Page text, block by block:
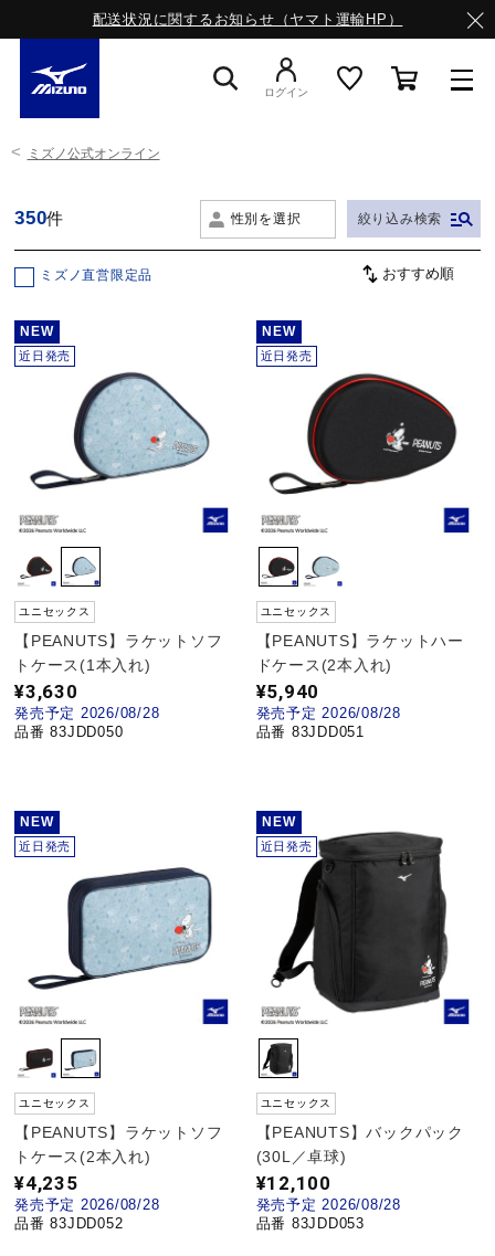
配送状況に関するお知らせ（ヤマト運輸HP）
スニーカー
ライフスタイルウエア
サッカー／フットサル
トレーニング
野球
ゴルフ
スイム
テニス／ソフトテニス
バドミントン
陸上競技
卓球
ソフトボール
ログイン
ミズノ公式オンライン
350件 性別を選択 絞り込み検索
ミズノ直営限定品
NEW
近日発売
ユニセックス
【PEANUTS】ラケットソフ
トケース(1本入れ)
¥3,630
発売予定 2026/08/28
品番 83JDD050
NEW
近日発売
ユニセックス
【PEANUTS】ラケットハー
ドケース(2本入れ)
¥5,940
発売予定 2026/08/28
品番 83JDD051
NEW
近日発売
ユニセックス
【PEANUTS】ラケットソフ
トケース(2本入れ)
¥4,235
発売予定 2026/08/28
品番 83JDD052
NEW
近日発売
ユニセックス
【PEANUTS】バックパック
(30L／卓球)
¥12,100
発売予定 2026/08/28
品番 83JDD053